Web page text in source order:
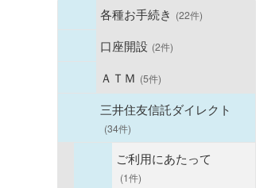
各種お手続き (22件)
口座開設 (2件)
ＡＴＭ (5件)
三井住友信託ダイレクト
(34件)
ご利用にあたって
(1件)